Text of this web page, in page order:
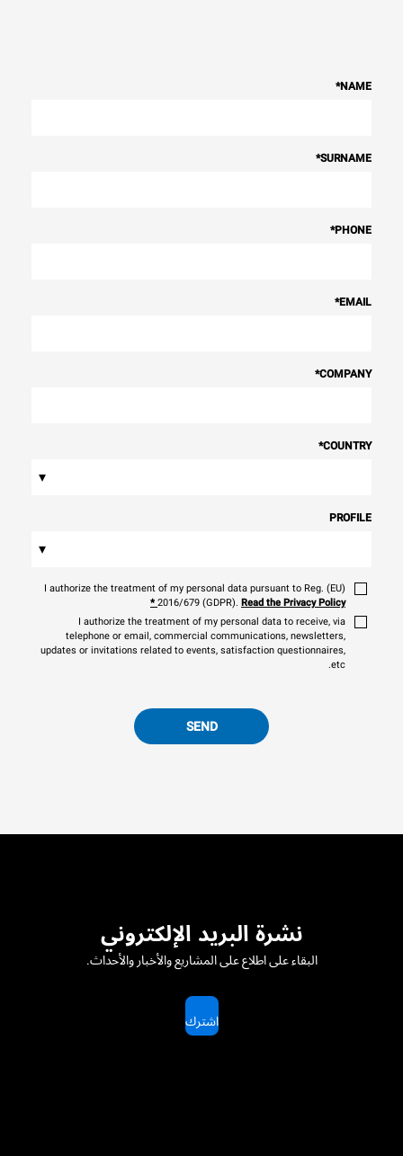
NAME
*
SURNAME
*
PHONE
*
EMAIL
*
COMPANY
*
COUNTRY
*
▾
PROFILE
▾
I authorize the treatment of my personal data pursuant to Reg. (EU)
2016/679 (GDPR). Read the Privacy Policy
*
I authorize the treatment of my personal data to receive, via
telephone or email, commercial communications, newsletters,
updates or invitations related to events, satisfaction questionnaires,
etc.
SEND
نشرة البريد الإلكتروني
البقاء على اطلاع على المشاريع والأخبار والأحداث.
اشترك